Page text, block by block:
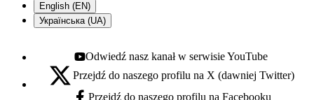
English (EN)
Українська (UA)
Youtube - otwiera się w nowej karcie
Odwiedź nasz kanał w serwisie YouTube
X - otwiera się w nowej karcie
Przejdź do naszego profilu na X (dawniej Twitter)
Przejdź do naszego profilu na Facebooku